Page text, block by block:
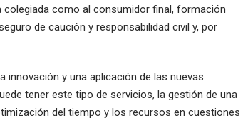
como al consumidor final, formación
de caución y responsabilidad civil y, por
y una aplicación de las nuevas
tener este tipo de servicios, la gestión de una
del tiempo y los recursos en cuestiones